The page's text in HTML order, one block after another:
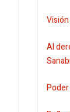
Al